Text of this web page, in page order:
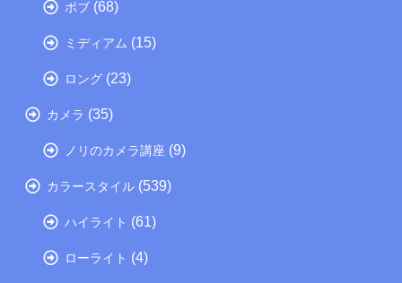
ボブ (68)
ミディアム (15)
ロング (23)
カメラ (35)
ノリのカメラ講座 (9)
カラースタイル (539)
ハイライト (61)
ローライト (4)